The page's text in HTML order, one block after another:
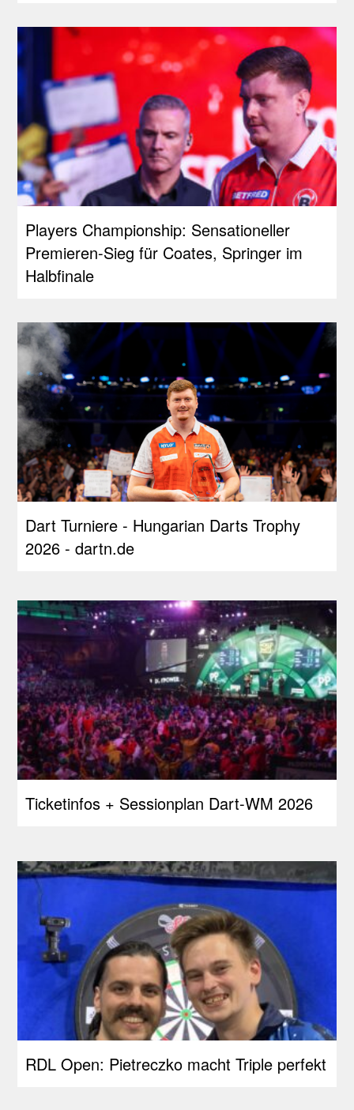
Players Championship: Sensationeller
Premieren-Sieg für Coates, Springer im
Halbfinale
Dart Turniere - Hungarian Darts Trophy
2026 - dartn.de
Ticketinfos + Sessionplan Dart-WM 2026
RDL Open: Pietreczko macht Triple perfekt